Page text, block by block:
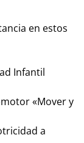
en estos
Infantil
«Mover y
a